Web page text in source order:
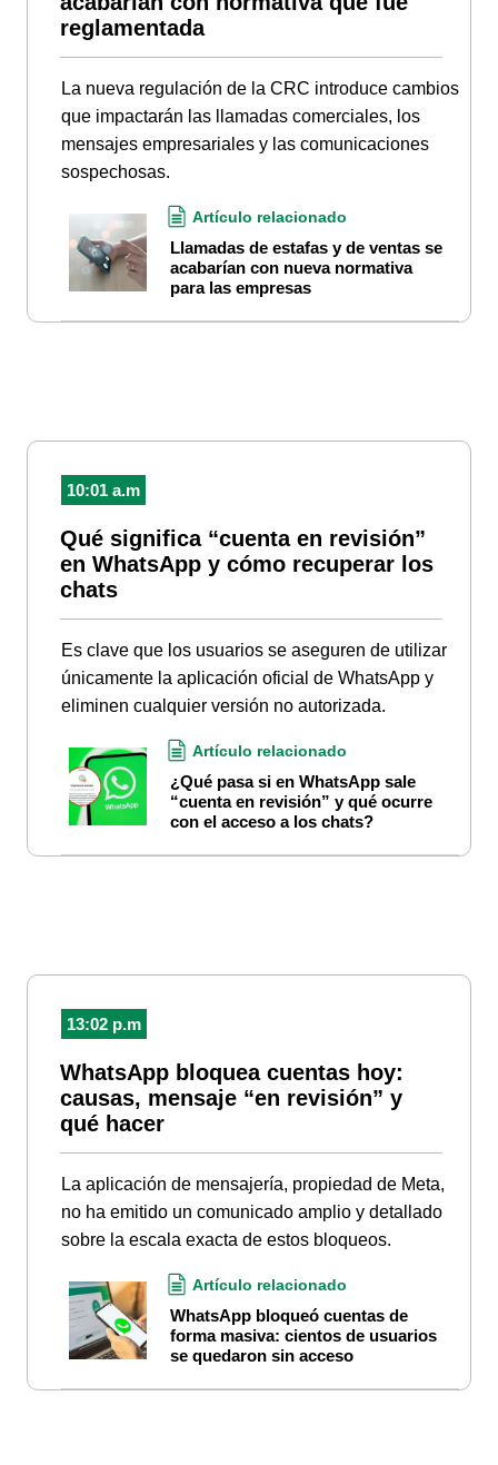
reglamentada
La nueva regulación de la CRC introduce cambios
que impactarán las llamadas comerciales, los
mensajes empresariales y las comunicaciones
sospechosas.
Artículo relacionado
Llamadas de estafas y de ventas se
acabarían con nueva normativa
para las empresas
10:01 a.m
Qué significa “cuenta en revisión”
en WhatsApp y cómo recuperar los
chats
Es clave que los usuarios se aseguren de utilizar
únicamente la aplicación oficial de WhatsApp y
eliminen cualquier versión no autorizada.
Artículo relacionado
¿Qué pasa si en WhatsApp sale
“cuenta en revisión” y qué ocurre
con el acceso a los chats?
13:02 p.m
WhatsApp bloquea cuentas hoy:
causas, mensaje “en revisión” y
qué hacer
La aplicación de mensajería, propiedad de Meta,
no ha emitido un comunicado amplio y detallado
sobre la escala exacta de estos bloqueos.
Artículo relacionado
WhatsApp bloqueó cuentas de
forma masiva: cientos de usuarios
se quedaron sin acceso